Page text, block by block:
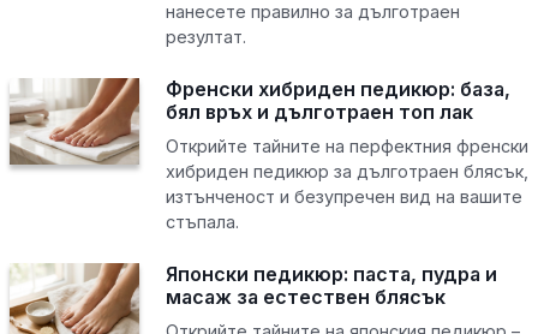
нанесете правилно за дълготраен
резултат.
Френски хибриден педикюр: база,
бял връх и дълготраен топ лак
Открийте тайните на перфектния френски
хибриден педикюр за дълготраен блясък,
изтънченост и безупречен вид на вашите
стъпала.
Японски педикюр: паста, пудра и
масаж за естествен блясък